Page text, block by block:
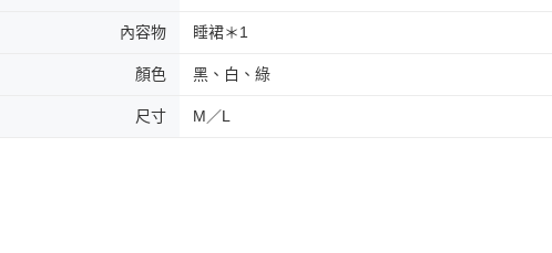
內容物 睡裙＊1
顏色 黑、白、綠
尺寸 M／L